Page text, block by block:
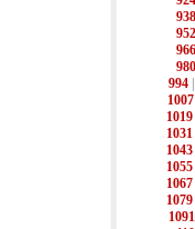
938
952
966
980
994
1007
1019
1031
1043
1055
1067
1079
1091